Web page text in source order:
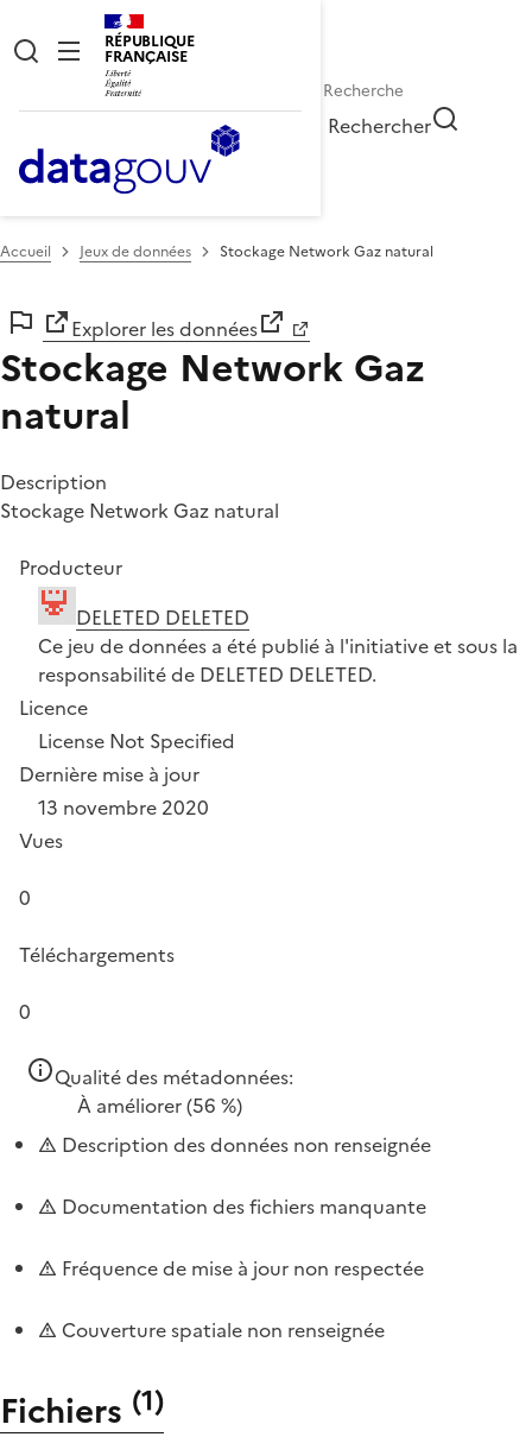
RÉPUBLIQUE
FRANÇAISE
Rechercher
Accueil Jeux de données Stockage Network Gaz natural
Explorer les données
Stockage Network Gaz
natural
Description
Stockage Network Gaz natural
Producteur
DELETED DELETED
Ce jeu de données a été publié à l'initiative et sous la
responsabilité de DELETED DELETED.
Licence
License Not Specified
Dernière mise à jour
13 novembre 2020
Vues
0
Téléchargements
0
Qualité des métadonnées:
À améliorer(56 %)
Description des données non renseignée
Documentation des fichiers manquante
Fréquence de mise à jour non respectée
Couverture spatiale non renseignée
Fichiers (1)